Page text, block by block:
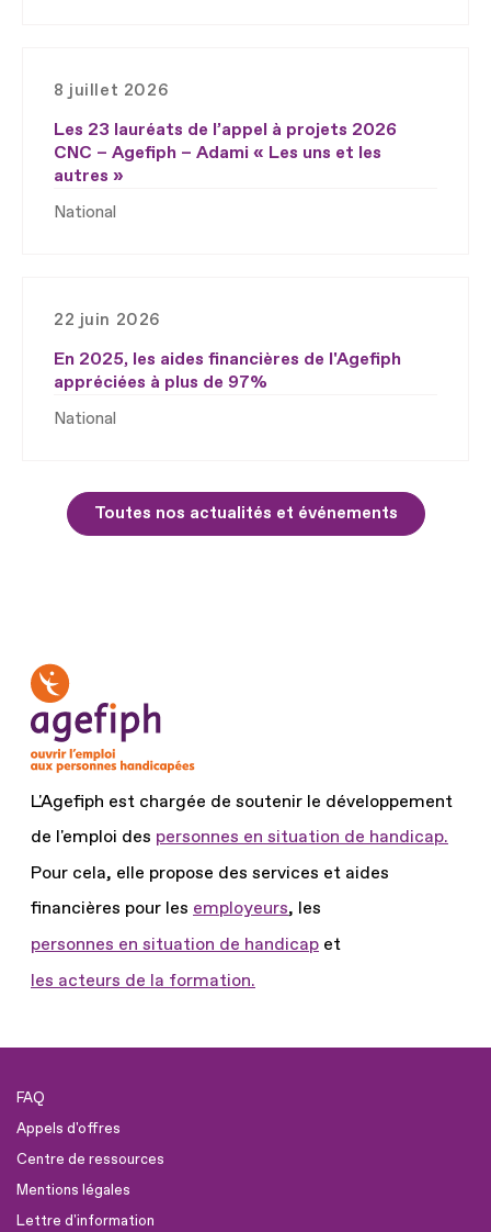
8 juillet 2026
Les 23 lauréats de l’appel à projets 2026
CNC – Agefiph – Adami « Les uns et les
autres »
National
22 juin 2026
En 2025, les aides financières de l'Agefiph
appréciées à plus de 97%
National
Toutes nos actualités et événements
L'Agefiph est chargée de soutenir le développement
de l'emploi des personnes en situation de handicap.
Pour cela, elle propose des services et aides
financières pour les employeurs, les
personnes en situation de handicap et
les acteurs de la formation.
FAQ
Appels d'offres
Centre de ressources
Mentions légales
Lettre d'information